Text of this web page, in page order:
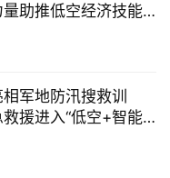
助推低空经济技能
军地防汛搜救训
援进入“低空+智能”